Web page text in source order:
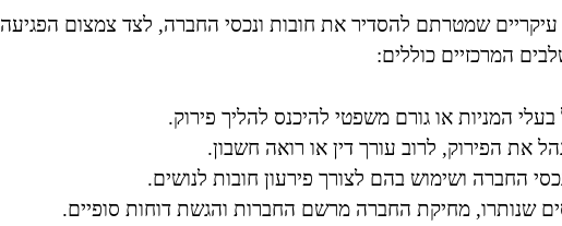
שמטרתם להסדיר את חובות ונכסי החברה, לצד צמצום הפגיעה
המרכזיים כוללים:
המניות או גורם משפטי להיכנס להליך פירוק.
את הפירוק, לרוב עורך דין או רואה חשבון.
נכסי החברה ושימוש בהם לצורך פירעון חובות לנושים.
שנותרו, מחיקת החברה מרשם החברות והגשת דוחות סופיים.